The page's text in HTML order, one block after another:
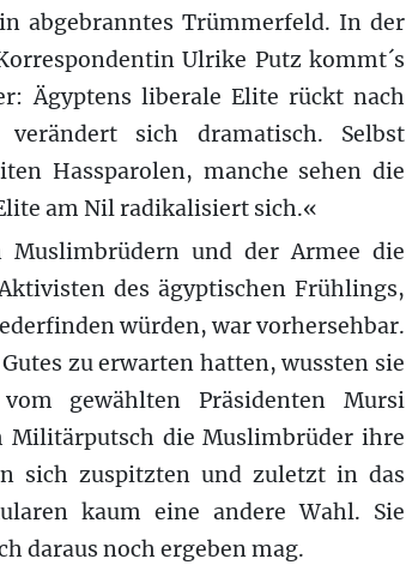
abgebranntes Trümmerfeld. In der
Ulrike Putz kommt´s
Ägyptens liberale Elite rückt nach
sich dramatisch. Selbst
Hassparolen, manche sehen die
am Nil radikalisiert sich.«
und der Armee die
des ägyptischen Frühlings,
würden, war vorhersehbar.
zu erwarten hatten, wussten sie
gewählten Präsidenten Mursi
Militärputsch die Muslimbrüder ihre
sich zuspitzten und zuletzt in das
kaum eine andere Wahl. Sie
daraus noch ergeben mag.